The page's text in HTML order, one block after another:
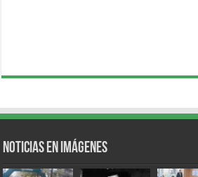
Noticias en Imágenes